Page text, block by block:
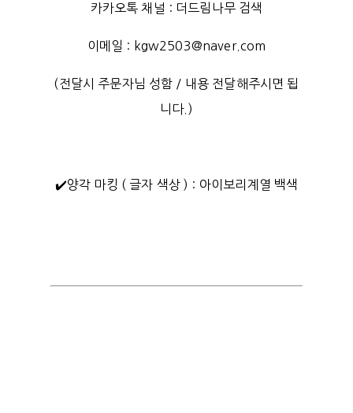
카카오톡 채널 : 더드림나무 검색
이메일 : kgw2503@naver.com
(전달시 주문자님 성함 / 내용 전달해주시면 됩
니다.)
✔️양각 마킹 ( 글자 색상 ) : 아이보리계열 백색